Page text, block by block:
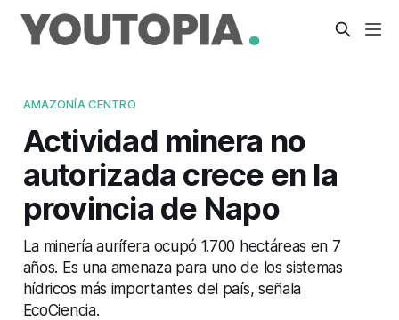
AMAZONÍA CENTRO
Actividad minera no
autorizada crece en la
provincia de Napo
La minería aurífera ocupó 1.700 hectáreas en 7
años. Es una amenaza para uno de los sistemas
hídricos más importantes del país, señala
EcoCiencia.